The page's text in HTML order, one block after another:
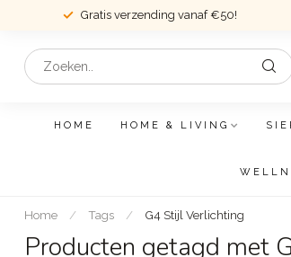
Gratis verzending vanaf €50!
HOME HOME & LIVING
Home / Tags / G4 Stijl Verlichting
Producten getagd met